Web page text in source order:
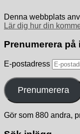
Denna webbplats
Lär dig hur din
Prenumerera på
E-postadress
Prenumerera
Gör som 880 andra,